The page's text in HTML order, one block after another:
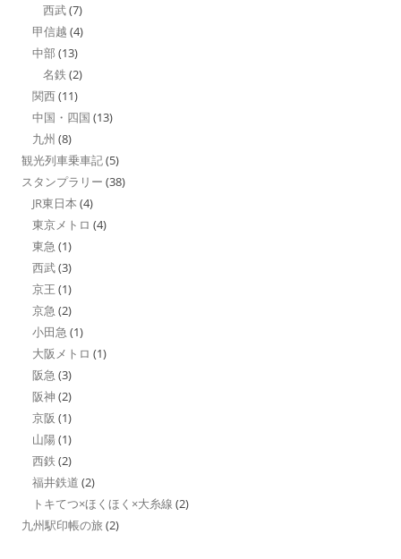
西武(7)
甲信越 (4)
中部 (13)
名鉄 (2)
関西(11)
中国・四国 (13)
九州 (8)
観光列車乗車記(5)
スタンプラリー (38)
JR東日本 (4)
東京メトロ (4)
東急 (1)
西武(3)
京王 (1)
京急 (2)
小田急 (1)
大阪メトロ (1)
阪急 (3)
阪神 (2)
京阪 (1)
山陽 (1)
西鉄 (2)
福井鉄道 (2)
トキてつ×ほくほく×大糸線 (2)
九州駅印帳の旅 (2)